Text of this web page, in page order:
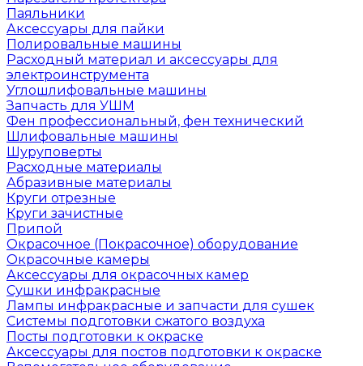
Паяльники
Аксессуары для пайки
Полировальные машины
Расходный материал и аксессуары для
электроинструмента
Углошлифовальные машины
Запчасть для УШМ
Фен профессиональный, фен технический
Шлифовальные машины
Шуруповерты
Расходные материалы
Абразивные материалы
Круги отрезные
Круги зачистные
Припой
Окрасочное (Покрасочное) оборудование
Окрасочные камеры
Аксессуары для окрасочных камер
Сушки инфракрасные
Лампы инфракрасные и запчасти для сушек
Системы подготовки сжатого воздуха
Посты подготовки к окраске
Аксессуары для постов подготовки к окраске